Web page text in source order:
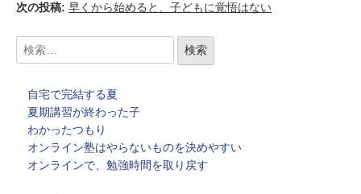
次の投稿: 早くから始めると、子どもに覚悟はない
自宅で完結する夏
夏期講習が終わった子
わかったつもり
オンライン塾はやらないものを決めやすい
オンラインで、勉強時間を取り戻す